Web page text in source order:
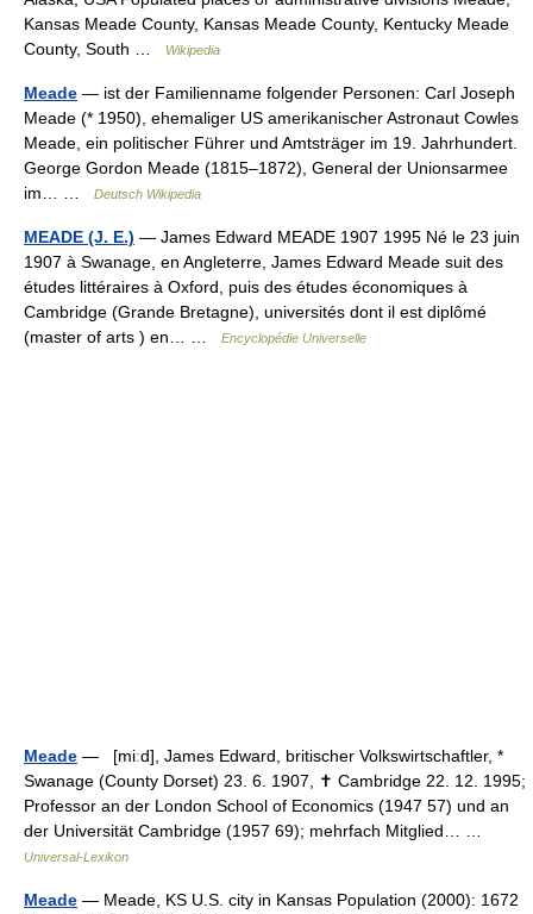
Kansas Meade County, Kansas Meade County, Kentucky Meade
County, South …
Wikipedia
Meade — ist der Familienname folgender Personen: Carl Joseph
Meade (* 1950), ehemaliger US amerikanischer Astronaut Cowles
Meade, ein politischer Führer und Amtsträger im 19. Jahrhundert.
George Gordon Meade (1815–1872), General der Unionsarmee
im… …
Deutsch Wikipedia
MEADE (J. E.) — James Edward MEADE 1907 1995 Né le 23 juin
1907 à Swanage, en Angleterre, James Edward Meade suit des
études littéraires à Oxford, puis des études économiques à
Cambridge (Grande Bretagne), universités dont il est diplômé
(master of arts ) en… …
Encyclopédie Universelle
Meade — [miːd], James Edward, britischer Volkswirtschaftler, *
Swanage (County Dorset) 23. 6. 1907, ✝ Cambridge 22. 12. 1995;
Professor an der London School of Economics (1947 57) und an
der Universität Cambridge (1957 69); mehrfach Mitglied… …
Universal-Lexikon
Meade — Meade, KS U.S. city in Kansas Population (2000): 1672